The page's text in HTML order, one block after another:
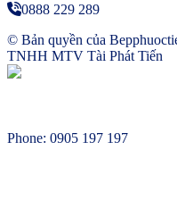
0888 229 289
© Bản quyền của
TNHH MTV Tài Phát Tiến
Phone: 0905 197 197